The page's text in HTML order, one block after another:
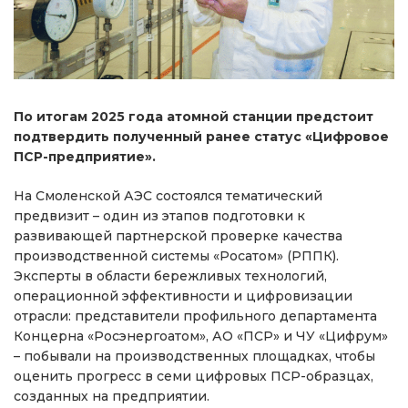
По итогам 2025 года атомной станции предстоит
подтвердить полученный ранее статус «Цифровое
ПСР-предприятие».
На Смоленской АЭС состоялся тематический
предвизит – один из этапов подготовки к
развивающей партнерской проверке качества
производственной системы «Росатом» (РППК).
Эксперты в области бережливых технологий,
операционной эффективности и цифровизации
отрасли: представители профильного департамента
Концерна «Росэнергоатом», АО «ПСР» и ЧУ «Цифрум»
– побывали на производственных площадках, чтобы
оценить прогресс в семи цифровых ПСР-образцах,
созданных на предприятии.